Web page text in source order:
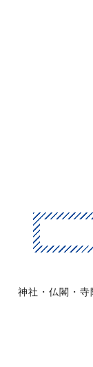
神社・仏閣・寺